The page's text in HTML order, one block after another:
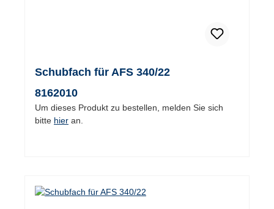
Schubfach für AFS 340/22
8162010
Um dieses Produkt zu bestellen, melden Sie sich
bitte hier an.